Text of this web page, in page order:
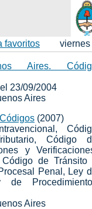
favoritos
Aires.
23/09/2004
Aires
(2007)
Código
y
de Tránsito
Penal, Ley
Aires